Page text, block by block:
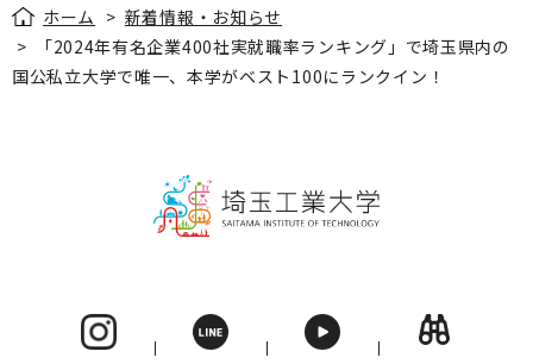
ホーム > 新着情報・お知らせ
>
「2024年有名企業400社実就職率ランキング」で埼玉県内の
国公私立大学で唯一、本学がベスト100にランクイン！